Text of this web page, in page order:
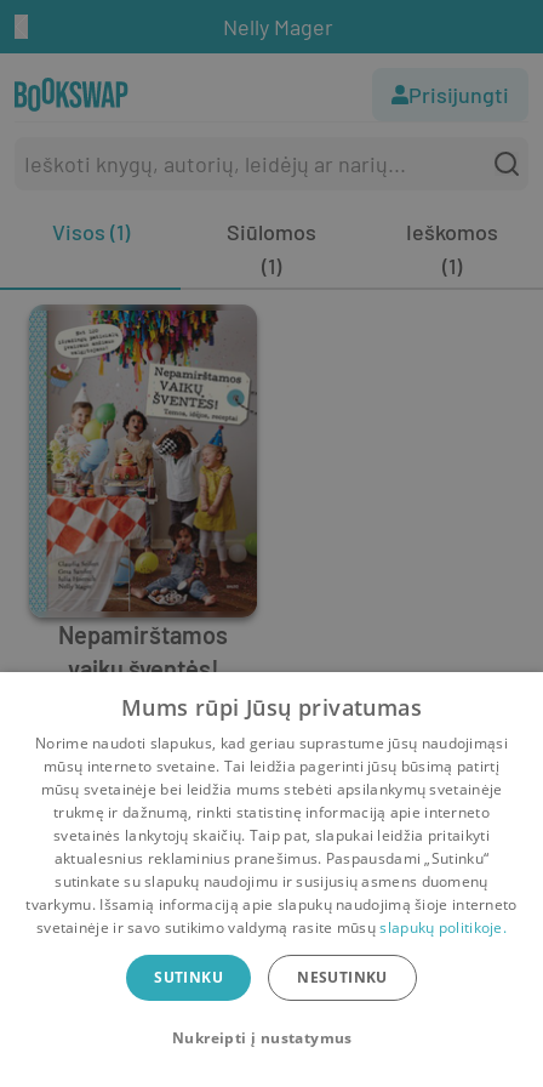
Nelly Mager
Prisijungti
Visos (1)
Siūlomos
(1)
Ieškomos
(1)
Nepamirštamos
vaikų šventės!
Temos, idėjos,
receptai
Gesa Sander,Nelly Mager ,Julia Hoersch,Claudia Seifert
9 10
Pradinis Krepšelis Pokalbiai Pranešimai Paskyra
Bookswap programėlė
Mainykis knygomis dar patogiau!
Uždaryti
Mums rūpi Jūsų privatumas
Norime naudoti slapukus, kad geriau suprastume jūsų naudojimąsi
mūsų interneto svetaine. Tai leidžia pagerinti jūsų būsimą patirtį
mūsų svetainėje bei leidžia mums stebėti apsilankymų svetainėje
trukmę ir dažnumą, rinkti statistinę informaciją apie interneto
svetainės lankytojų skaičių. Taip pat, slapukai leidžia pritaikyti
aktualesnius reklaminius pranešimus. Paspausdami „Sutinku“
sutinkate su slapukų naudojimu ir susijusių asmens duomenų
tvarkymu. Išsamią informaciją apie slapukų naudojimą šioje interneto
svetainėje ir savo sutikimo valdymą rasite mūsųslapukų politikoje.
SUTINKU NESUTINKU
Nukreipti į nustatymus